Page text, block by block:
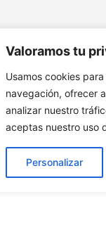
Valoramos tu
Usamos cookies
navegación, ofrecer
analizar nuestro
aceptas nuestro uso
Personalizar